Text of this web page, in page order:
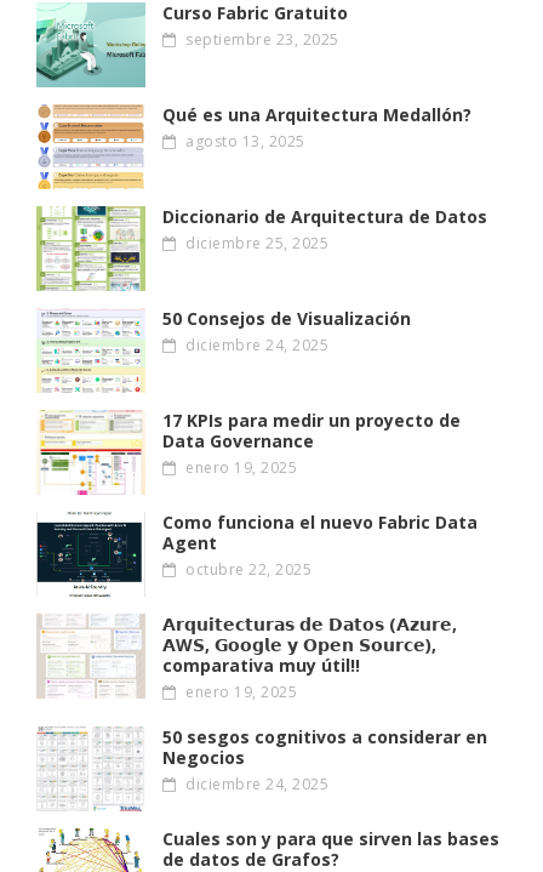
Curso Fabric Gratuito
septiembre 23, 2025
Qué es una Arquitectura Medallón?
agosto 13, 2025
Diccionario de Arquitectura de Datos
diciembre 25, 2025
50 Consejos de Visualización
diciembre 24, 2025
17 KPIs para medir un proyecto de
Data Governance
enero 19, 2025
Como funciona el nuevo Fabric Data
Agent
octubre 22, 2025
𝗔𝗿𝗾𝘂𝗶𝘁𝗲𝗰𝘁𝘂𝗿𝗮𝘀 𝗱𝗲 𝗗𝗮𝘁𝗼𝘀 (𝗔𝘇𝘂𝗿𝗲,
𝗔W𝗦, 𝗚𝗼𝗼𝗴𝗹𝗲 𝘆 𝗢𝗽𝗲𝗻 𝗦𝗼𝘂𝗿𝗰𝗲),
comparativa muy útil!!
enero 19, 2025
50 sesgos cognitivos a considerar en
Negocios
diciembre 24, 2025
Cuales son y para que sirven las bases
de datos de Grafos?